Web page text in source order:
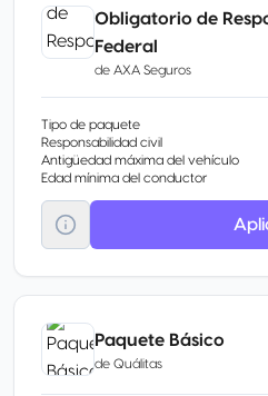
Obligatorio de
Federal
de AXA Seguros
Tipo de paquete
Responsabilidad civil
Antigüedad máxima del vehículo
Edad mínima del conductor
Paquete Básico
de Quálitas